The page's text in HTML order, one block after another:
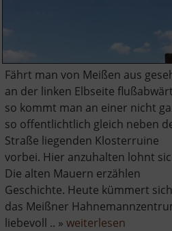
Fährt man von Meißen aus
an der linken Elbseite
so kommt man an einer nicht
so offentlichtlich gleich neben
Straße liegenden Klosterruine
vorbei. Hier anzuhalten lohnt
Die alten Mauern erzählen
Geschichte. Heute kümmert sich
das Meißner
liebevoll .. » weiterlesen